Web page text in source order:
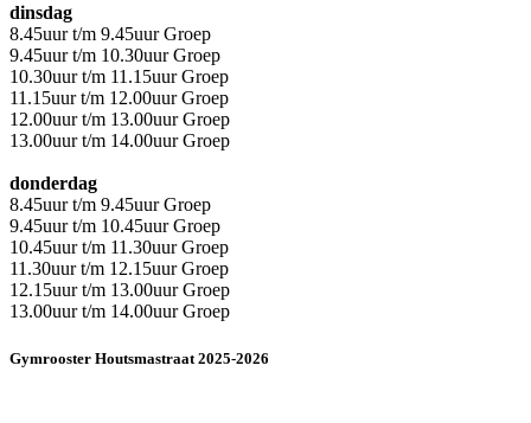
dinsdag
8.45uur t/m 9.45uur Groep
9.45uur t/m 10.30uur Groep
10.30uur t/m 11.15uur Groep
11.15uur t/m 12.00uur Groep
12.00uur t/m 13.00uur Groep
13.00uur t/m 14.00uur Groep
donderdag
8.45uur t/m 9.45uur Groep
9.45uur t/m 10.45uur Groep
10.45uur t/m 11.30uur Groep
11.30uur t/m 12.15uur Groep
12.15uur t/m 13.00uur Groep
13.00uur t/m 14.00uur Groep
Gymrooster Houtsmastraat 2025-2026